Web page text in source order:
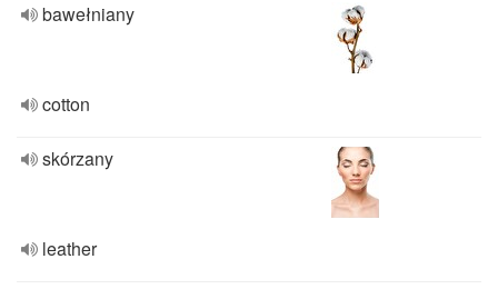
bawełniany
cotton
skórzany
leather